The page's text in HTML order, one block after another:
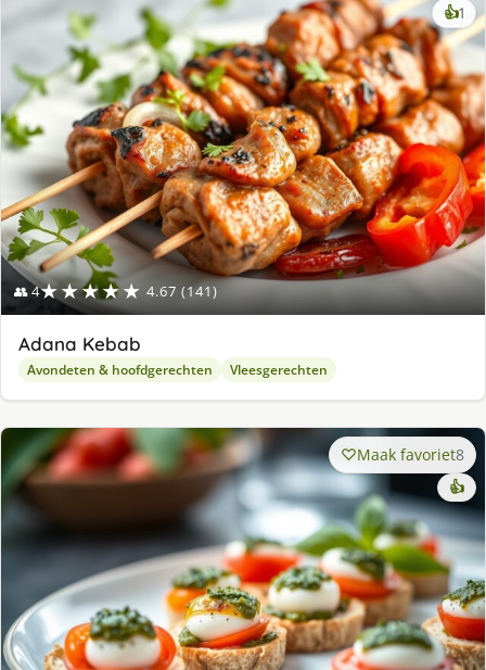
👥 4★★★★★ 4.67 (141)
👍1
Adana Kebab
Avondeten & hoofdgerechten Vleesgerechten
Maak favoriet8
👍